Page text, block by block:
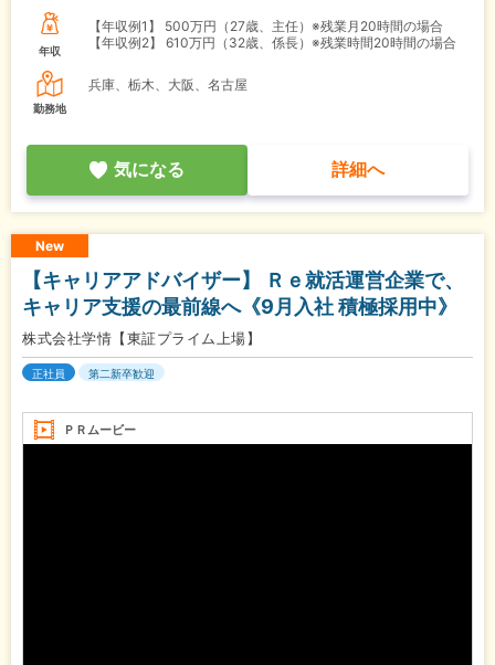
年収
【年収例1】
500万円（27歳、主任）※残業月20時間の場合
【年収例2】
610万円（32歳、係長）※残業時間20時間の場合
勤務地
兵庫、栃木、大阪、名古屋
気になる 詳細へ
New
【キャリアアドバイザー】 Ｒｅ就活運営企業で、
キャリア支援の最前線へ《9月入社 積極採用中》
株式会社学情【東証プライム上場】
正社員 第二新卒歓迎
ＰＲムービー